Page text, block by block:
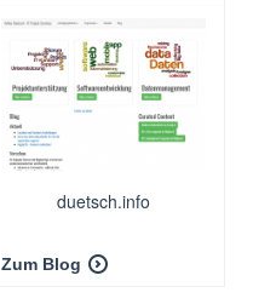
duetsch.info
Zum Blog